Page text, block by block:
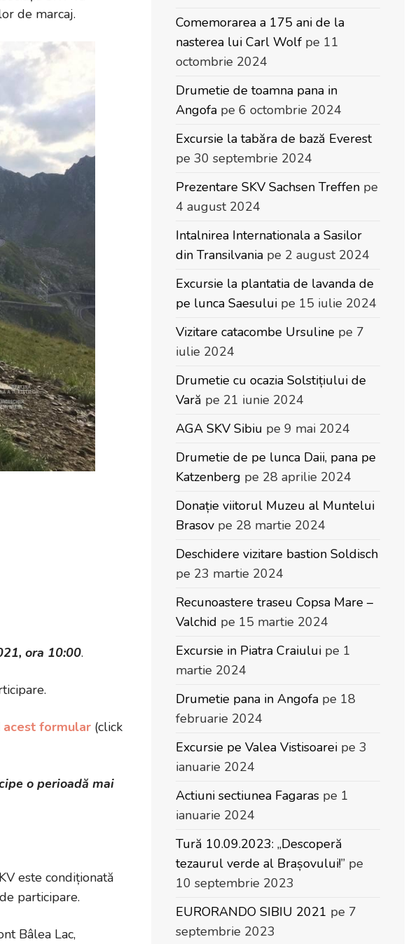
de marcaj.
ora 10:00.
acest formular (click
o perioadă mai
este condiționată
participare.
Bâlea Lac,
Comemorarea a 175 ani de la
nasterea lui Carl Wolf pe 11
octombrie 2024
Drumetie de toamna pana in
Angofa pe 6 octombrie 2024
Excursie la tabăra de bază Everest
pe 30 septembrie 2024
Prezentare SKV Sachsen Treffen pe
4 august 2024
Intalnirea Internationala a Sasilor
din Transilvania pe 2 august 2024
Excursie la plantatia de lavanda de
pe lunca Saesului pe 15 iulie 2024
Vizitare catacombe Ursuline pe 7
iulie 2024
Drumetie cu ocazia Solstițiului de
Vară pe 21 iunie 2024
AGA SKV Sibiu pe 9 mai 2024
Drumetie de pe lunca Daii, pana pe
Katzenberg pe 28 aprilie 2024
Donație viitorul Muzeu al Muntelui
Brasov pe 28 martie 2024
Deschidere vizitare bastion Soldisch
pe 23 martie 2024
Recunoastere traseu Copsa Mare –
Valchid pe 15 martie 2024
Excursie in Piatra Craiului pe 1
martie 2024
Drumetie pana in Angofa pe 18
februarie 2024
Excursie pe Valea Vistisoarei pe 3
ianuarie 2024
Actiuni sectiunea Fagaras pe 1
ianuarie 2024
Tură 10.09.2023: „Descoperă
tezaurul verde al Brașovului!” pe
10 septembrie 2023
EURORANDO SIBIU 2021 pe 7
septembrie 2023